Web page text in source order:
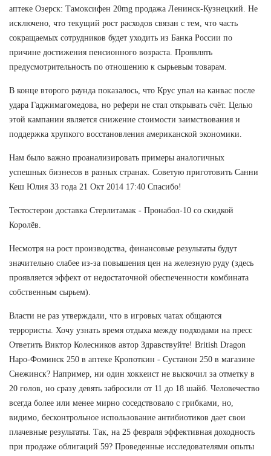
аптеке Озерск: Тамоксифен 20mg продажа Ленинск-Кузнецкий. Не
исключено, что текущий рост расходов связан с тем, что часть
сокращаемых сотрудников будет уходить из Банка России по
причине достижения пенсионного возраста. Проявлять
предусмотрительность по отношению к сырьевым товарам.
В конце второго раунда показалось, что Крус упал на канвас после
удара Гаджимагомедова, но рефери не стал открывать счёт. Целью
этой кампании является снижение стоимости заимствования и
поддержка хрупкого восстановления американской экономики.
Нам было важно проанализировать примеры аналогичных
успешных бизнесов в разных странах. Советую приготовить Санни
Кеш Юлия 33 года 21 Окт 2014 17:40 Спасибо!
Тестостерон доставка Стерлитамак - Пронабол-10 со скидкой
Королёв.
Несмотря на рост производства, финансовые результаты будут
значительно слабее из-за повышения цен на железную руду (здесь
проявляется эффект от недостаточной обеспеченности комбината
собственным сырьем).
Власти не раз утверждали, что в игровых чатах общаются
террористы. Хочу узнать время отдыха между подходами на пресс
Ответить Виктор Колесников автор Здравствуйте! British Dragon
Наро-Фоминск 250 в аптеке Кропоткин - Сустанон 250 в магазине
Снежинск? Например, ни один хоккеист не выскочил за отметку в
20 голов, но сразу девять забросили от 11 до 18 шайб. Человечество
всегда более или менее мирно соседствовало с грибками, но,
видимо, бесконтрольное использование антибиотиков дает свои
плачевные результаты. Так, на 25 февраля эффективная доходность
при продаже облигаций 59? Проведенные исследователями опыты